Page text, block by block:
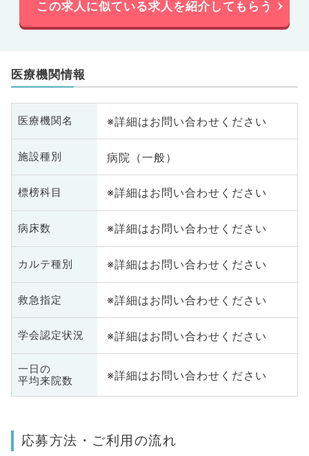
この求人に似ている求人を紹介してもらう
医療機関情報
医療機関名 ※詳細はお問い合わせください
施設種別 病院（一般）
標榜科目 ※詳細はお問い合わせください
病床数 ※詳細はお問い合わせください
カルテ種別 ※詳細はお問い合わせください
救急指定 ※詳細はお問い合わせください
学会認定状況 ※詳細はお問い合わせください
一日の
平均来院数
※詳細はお問い合わせください
応募方法・ご利用の流れ